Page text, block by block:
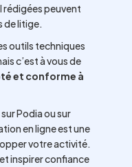
peuvent
de litige.
outils techniques
c’est à vous de
et conforme à
Podia ou sur
en ligne est une
votre activité.
inspirer confiance